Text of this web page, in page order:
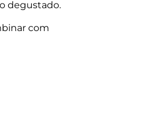
degustado.
com